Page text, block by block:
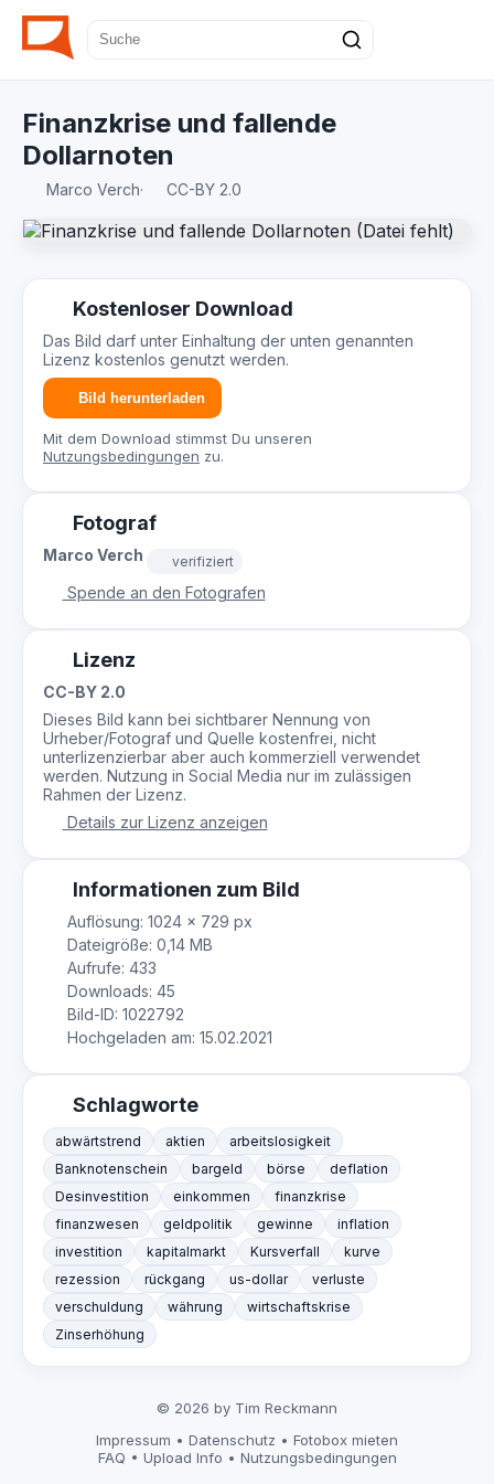
Finanzkrise und fallende
Dollarnoten
Marco Verch· CC-BY 2.0
Kostenloser Download
Das Bild darf unter Einhaltung der unten genannten
Lizenz kostenlos genutzt werden.
Bild herunterladen
Mit dem Download stimmst Du unseren
Nutzungsbedingungen zu.
Fotograf
Marco Verch verifiziert
Spende an den Fotografen
Lizenz
CC-BY 2.0
Dieses Bild kann bei sichtbarer Nennung von
Urheber/Fotograf und Quelle kostenfrei, nicht
unterlizenzierbar aber auch kommerziell verwendet
werden. Nutzung in Social Media nur im zulässigen
Rahmen der Lizenz.
Details zur Lizenz anzeigen
Informationen zum Bild
Auflösung: 1024 × 729 px
Dateigröße: 0,14 MB
Aufrufe: 433
Downloads: 45
Bild-ID: 1022792
Hochgeladen am: 15.02.2021
Schlagworte
abwärtstrend aktien
arbeitslosigkeit
Banknotenschein
bargeld börse
deflation
Desinvestition
einkommen
finanzkrise
finanzwesen
geldpolitik gewinne
inflation
investition
kapitalmarkt Kursverfall
kurve
rezession
rückgang us-dollar
verluste
verschuldung
währung
wirtschaftskrise
Zinserhöhung
© 2026 by Tim Reckmann
Impressum • Datenschutz • Fotobox mieten
FAQ • Upload Info • Nutzungsbedingungen